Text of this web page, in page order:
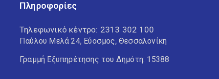
Πληροφορίες
Τηλεφωνικό κέντρο: 2313 302 100
Παύλου Μελά 24, Εύοσμος, Θεσσαλονίκη
Γραμμή Εξυπηρέτησης του Δημότη: 15388